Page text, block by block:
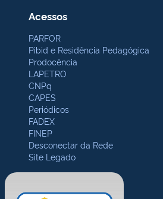
Acessos
PARFOR
Pibid e Residência Pedagógica
Prodocência
LAPETRO
CNPq
CAPES
Periódicos
FADEX
FINEP
Desconectar da Rede
Site Legado